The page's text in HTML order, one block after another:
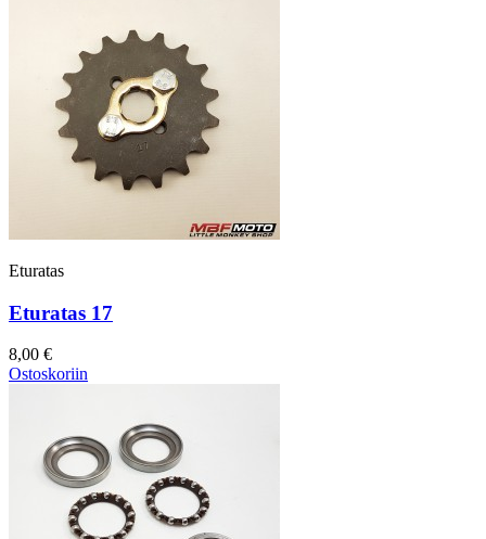
Eturatas
Eturatas 17
8,00 €
Ostoskoriin